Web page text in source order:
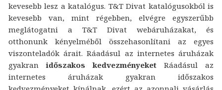
kevesebb lesz a katalógus. T&T Divat katalógusokból is
kevesebb van, mint régebben, elvégre egyszerűbb
meglátogatni a T&T Divat webáruházakat, és
otthonunk kényelméből összehasonlítani az egyes
viszonteladók árait. Ráadásul az internetes áruházak
gyakranidőszakos kedvezményeket Ráadásul az
internetes áruházak gyakran időszakos